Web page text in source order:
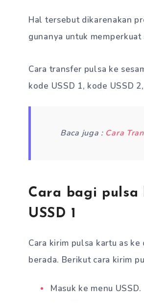
Hal tersebut dikarenakan
gunanya untuk
Cara transfer pulsa ke
kode USSD 1, kode USSD
Baca juga : Cara
Cara bagi
USSD 1
Cara kirim pulsa kartu as
berada. Berikut cara kirim
Masuk ke menu USSD.